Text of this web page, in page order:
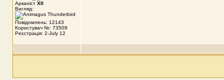
Арканіст XII
Вигляд:
Повідомлень: 12143
Користувач №: 73509
Реєстрація: 2-July 12